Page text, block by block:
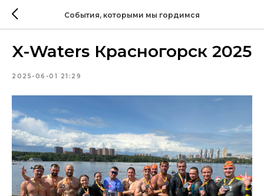
События, которыми мы гордимся
X-Waters Красногорск 2025
2025-06-01 21:29